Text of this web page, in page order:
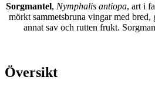
Sorgmantel, Nymphalis antiopa, art i
mörkt sammetsbruna vingar med
annat sav och rutten frukt.
Översikt